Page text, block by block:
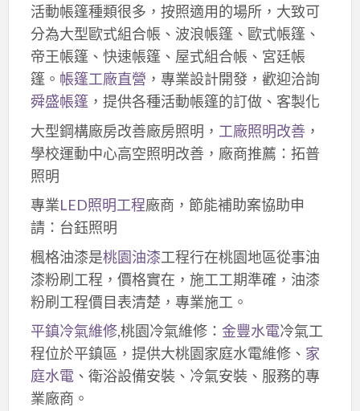
活動帳篷種類很多，按照適用的場所，大致可
分為大型歐式組合帳、波浪帳篷、歐式帳篷、
帝王帳篷、快速帳篷、屋式組合帳、宮廷帳
篷。 帳篷工廠直營 ，專業設計開發，歡迎洽詢
舜盛帳篷，提供各種活動帳篷的訂做、客製化
大型鋼構廠房改善廠房照明， 工廠照明改善，
學校運動中心高空照明改善，廠商推薦：拓普
照明
專業LED照明工程廠商，節能補助案協助申
請：台鈺照明
楓格油漆是桃園油漆工程行在桃園地區從事油
漆粉刷工程，價格實在，施工工期準確，油漆
粉刷工程價目表清楚，專業施工。
平鎮冷氣維修,桃園冷氣維修： 金豐水電冷氣工
程位於平鎮區，提供大桃園家庭水電維修、 家
庭水電、衛浴設備安裝、冷氣安裝、服務的專
業廠商。